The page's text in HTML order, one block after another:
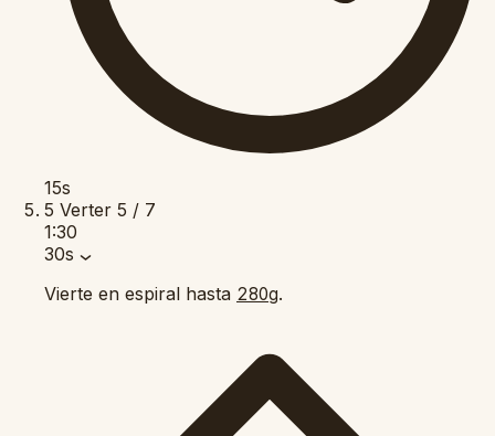
15s
5 Verter 5 / 7
1:30
30s
Vierte en espiral hasta 280g.